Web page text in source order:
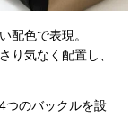
配色で表現。
り気なく配置し、
つのバックルを設